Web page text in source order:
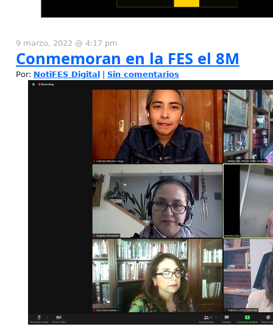
9 marzo, 2022 @ 4:17 pm
Conmemoran en la FES el 8M
Por: NotiFES Digital Sin comentarios